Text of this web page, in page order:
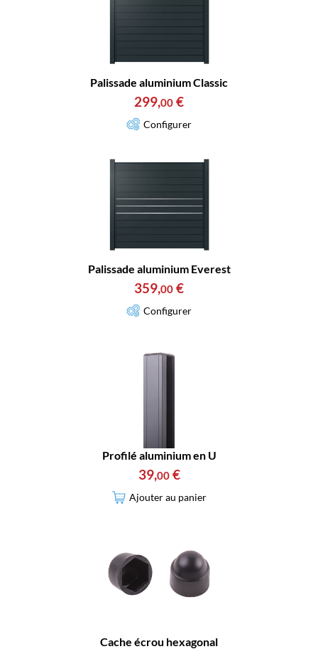
Palissade aluminium Classic
299,00 €
Configurer
Palissade aluminium Everest
359,00 €
Configurer
Profilé aluminium en U
39,00 €
Ajouter au panier
Cache écrou hexagonal